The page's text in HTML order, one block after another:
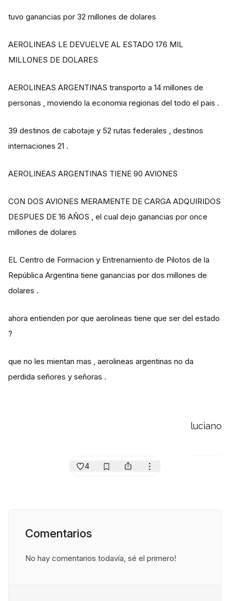
tuvo ganancias por 32 millones de dolares
AEROLINEAS LE DEVUELVE AL ESTADO 176 MIL
MILLONES DE DOLARES
AEROLINEAS ARGENTINAS transporto a 14 millones de
personas , moviendo la economia regionas del todo el pais .
39 destinos de cabotaje y 52 rutas federales , destinos
internaciones 21 .
AEROLINEAS ARGENTINAS TIENE 90 AVIONES
CON DOS AVIONES MERAMENTE DE CARGA ADQUIRIDOS
DESPUES DE 16 AÑOS , el cual dejo ganancias por once
millones de dolares
EL Centro de Formacion y Entrenamiento de Pilotos de la
República Argentina tiene ganancias por dos millones de
dolares .
ahora entienden por que aerolineas tiene que ser del estado
?
que no les mientan mas , aerolineas argentinas no da
perdida señores y señoras .
luciano
4
Comentarios
No hay comentarios todavía, sé el primero!